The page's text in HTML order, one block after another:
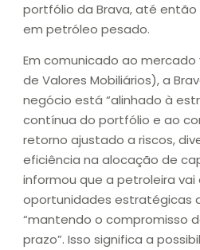
portfólio da Brava, até
em petróleo pesado.
Em comunicado ao mercado
de Valores Mobiliários), a
negócio está “alinhado à
contínua do portfólio e ao
retorno ajustado a riscos,
eficiência na alocação de
informou que a petroleira
oportunidades estratégicas
“mantendo o compromisso
prazo”. Isso significa a